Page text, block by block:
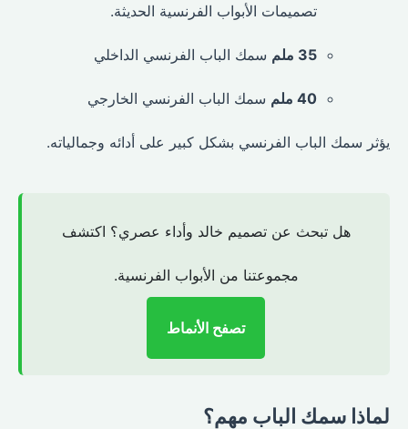
تصميمات الأبواب الفرنسية الحديثة.
35 ملم سمك الباب الفرنسي الداخلي
40 ملم سمك الباب الفرنسي الخارجي
يؤثر سمك الباب الفرنسي بشكل كبير على أدائه وجمالياته.
هل تبحث عن تصميم خالد وأداء عصري؟ اكتشف
مجموعتنا من الأبواب الفرنسية.
تصفح الأنماط
لماذا سمك الباب مهم؟